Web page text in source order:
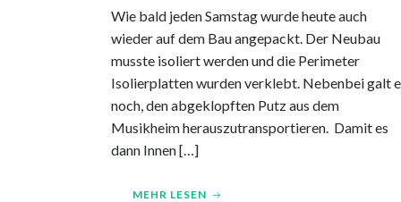
Wie bald jeden Samstag wurde heute auch
wieder auf dem Bau angepackt. Der Neubau
musste isoliert werden und die Perimeter
Isolierplatten wurden verklebt. Nebenbei galt
noch, den abgeklopften Putz aus dem
Musikheim herauszutransportieren. Damit es
dann Innen […]
MEHR LESEN